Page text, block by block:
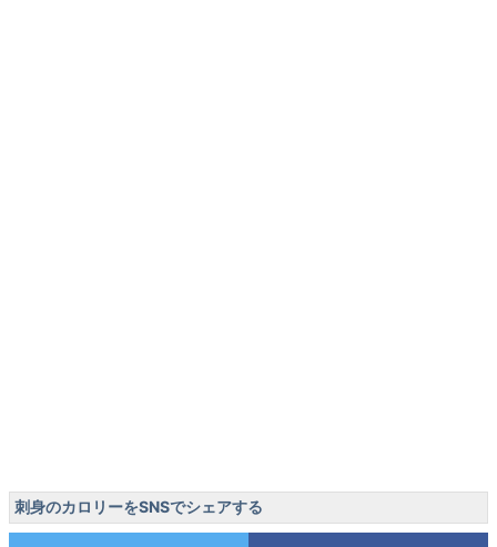
刺身のカロリーをSNSでシェアする